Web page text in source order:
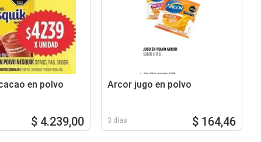
en polvo
$ 4.239,00
Arcor jugo en polvo
3 días $ 164,46